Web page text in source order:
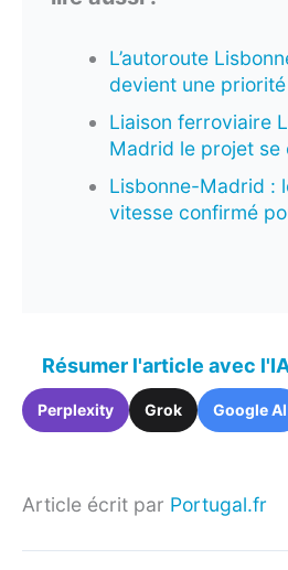
L’autoroute
devient une
Liaison ferroviaire
Madrid le projet se
Lisbonne-Madrid :
vitesse confirmé
Résumer l'article avec
Perplexity Grok Google AI
Article écrit par Portugal.fr